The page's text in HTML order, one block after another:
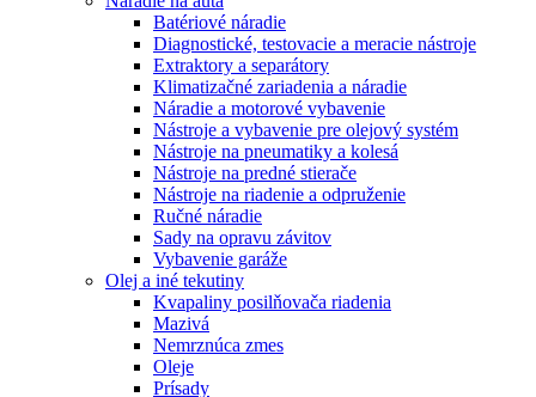
Batériové náradie
Diagnostické, testovacie a meracie nástroje
Extraktory a separátory
Klimatizačné zariadenia a náradie
Náradie a motorové vybavenie
Nástroje a vybavenie pre olejový systém
Nástroje na pneumatiky a kolesá
Nástroje na predné stierače
Nástroje na riadenie a odpruženie
Ručné náradie
Sady na opravu závitov
Vybavenie garáže
Olej a iné tekutiny
Kvapaliny posilňovača riadenia
Mazivá
Nemrznúca zmes
Oleje
Prísady